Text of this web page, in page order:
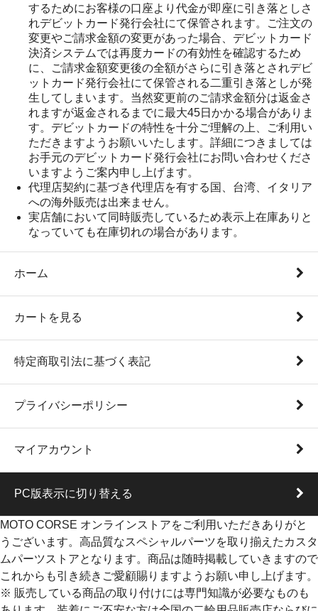
するためにお客様の口座より代金が即座に引き落としさ
れデビットカード発行会社にて保管されます。ご注文の
変更やご請求金額の変更があった場合、デビットカード
決済システムでは再度カードの有効性を確認するため
に、ご請求金額変更後の全額がさらに引き落とされデビ
ットカード発行会社にて保管される二重引き落としが発
生してしまいます。当然変更前のご請求金額分は返金さ
れますが返金されるまでに最大45日かかる場合がありま
す。デビットカードの特性を十分ご理解の上、ご利用い
ただきますようお願いいたします。詳細につきましては
お手元のデビットカード発行会社にお問い合わせくださ
いますようご案内申し上げます。
代理店契約に基づき代理店を有する国、台湾、イタリア
への海外販売は出来ません。
実店舗において同時販売しているため表示上在庫ありと
なっていても在庫切れの場合があります。
ホーム
カートを見る
特定商取引法に基づく表記
プライバシーポリシー
マイアカウント
PC版表示に切り替える
MOTO CORSE オンラインストアをご利用いただきありがと
うございます。高品質なスペシャルパーツを取り揃えたカスタ
ムパーツストアとなります。商品は随時掲載していきますので
これからも引き続きご愛顧賜りますようお願い申し上げます。
※ 販売している商品の取り付けには専門知識が必要なものも